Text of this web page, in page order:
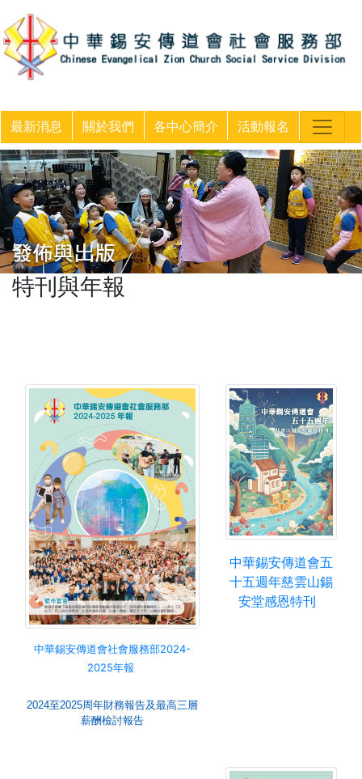
最新消息 關於我們 各中心簡介 活動報名
特刊與年報
中華錫安傳道會社會服務部2024-
2025年報
2024至2025周年財務報告及最高三層
薪酬檢討報告
中華錫安傳道會五
十五週年慈雲山錫
安堂感恩特刊